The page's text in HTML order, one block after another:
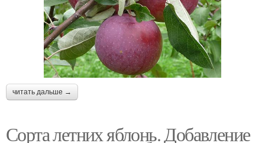
читать дальше →
Сорта летних яблонь. Добавление